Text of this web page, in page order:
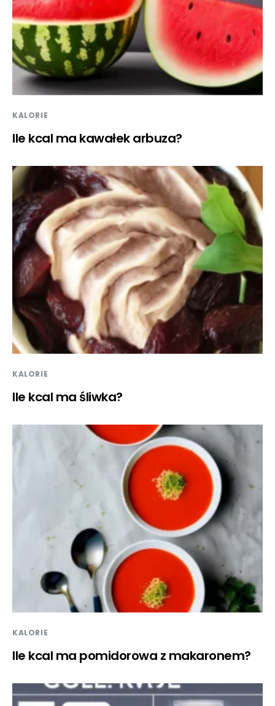
KALORIE
Ile kcal ma kawałek arbuza?
KALORIE
Ile kcal ma śliwka?
KALORIE
Ile kcal ma pomidorowa z makaronem?